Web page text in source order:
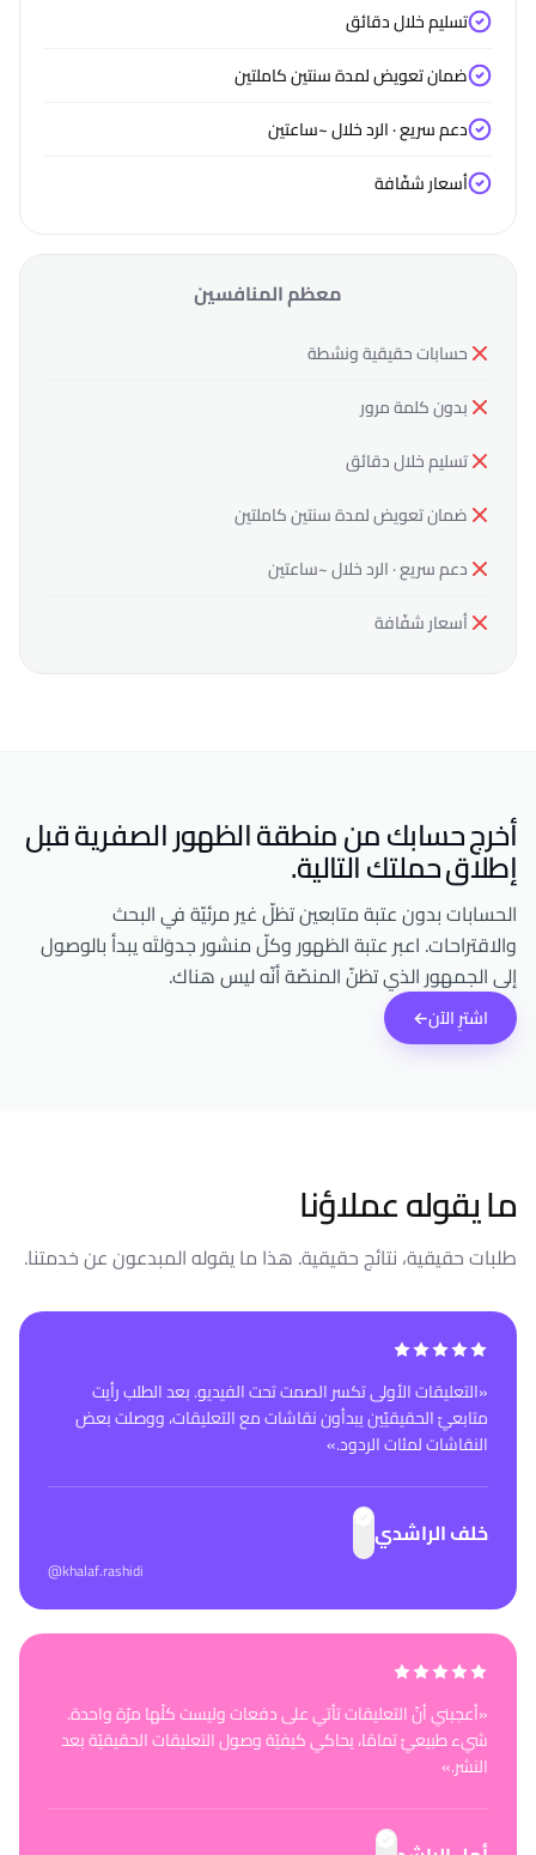
تسليم خلال دقائق
ضمان تعويض لمدة سنتين كاملتين
دعم سريع · الرد خلال ~ساعتين
أسعار شفّافة
معظم المنافسين
حسابات حقيقية ونشطة
بدون كلمة مرور
تسليم خلال دقائق
ضمان تعويض لمدة سنتين كاملتين
دعم سريع · الرد خلال ~ساعتين
أسعار شفّافة
أخرج حسابك من منطقة الظهور الصفرية قبل
إطلاق حملتك التالية.
الحسابات بدون عتبة متابعين تظلّ غير مرئيّة في البحث
والاقتراحات. اعبر عتبة الظهور وكلّ منشور جدوَلتَه يبدأ بالوصول
إلى الجمهور الذي تظنّ المنصّة أنّه ليس هناك.
اشترِ الآن←
ما يقوله عملاؤنا
طلبات حقيقية، نتائج حقيقية. هذا ما يقوله المبدعون عن خدمتنا.
«التعليقات الأولى تكسر الصمت تحت الفيديو. بعد الطلب رأيت
متابعيّ الحقيقيّين يبدأون نقاشات مع التعليقات، ووصلت بعض
النقاشات لمئات الردود.»
خلف الراشدي
@khalaf.rashidi
«أعجبني أنّ التعليقات تأتي على دفعات وليست كلّها مرّة واحدة.
شيء طبيعيّ تمامًا، يحاكي كيفيّة وصول التعليقات الحقيقيّة بعد
النشر.»